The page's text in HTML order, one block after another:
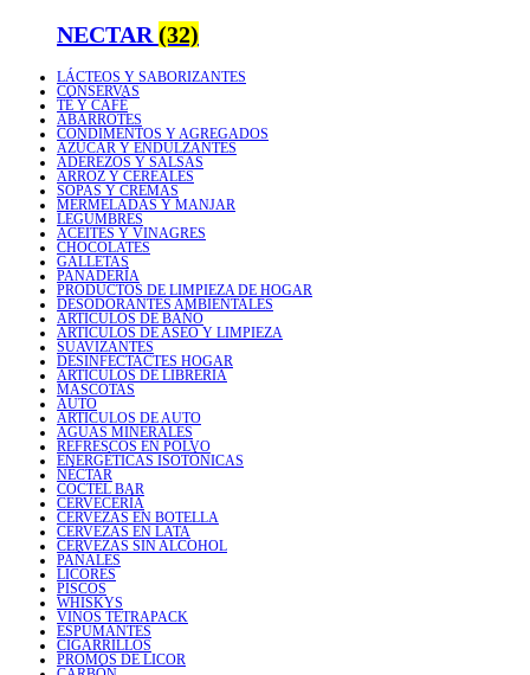
NECTAR (32)
LÁCTEOS Y SABORIZANTES
CONSERVAS
TÉ Y CAFÉ
ABARROTES
CONDIMENTOS Y AGREGADOS
AZÚCAR Y ENDULZANTES
ADEREZOS Y SALSAS
ARROZ Y CEREALES
SOPAS Y CREMAS
MERMELADAS Y MANJAR
LEGUMBRES
ACEITES Y VINAGRES
CHOCOLATES
GALLETAS
PANADERÍA
PRODUCTOS DE LIMPIEZA DE HOGAR
DESODORANTES AMBIENTALES
ARTICULOS DE BAÑO
ARTICULOS DE ASEO Y LIMPIEZA
SUAVIZANTES
DESINFECTACTES HOGAR
ARTICULOS DE LIBRERIA
MASCOTAS
AUTO
ARTICULOS DE AUTO
AGUAS MINERALES
REFRESCOS EN POLVO
ENERGÉTICAS ISOTÓNICAS
NÉCTAR
COCTEL BAR
CERVECERÍA
CERVEZAS EN BOTELLA
CERVEZAS EN LATA
CERVEZAS SIN ALCOHOL
PAÑALES
LICORES
PISCOS
WHISKYS
VINOS TETRAPACK
ESPUMANTES
CIGARRILLOS
PROMOS DE LICOR